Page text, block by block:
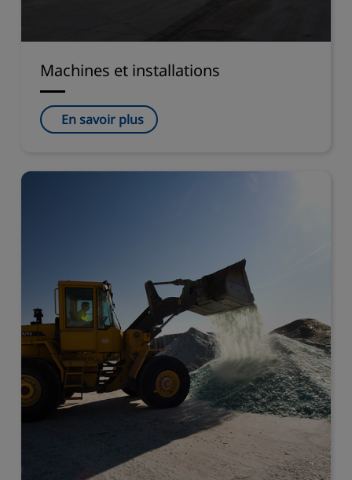
Machines et installations
En savoir plus